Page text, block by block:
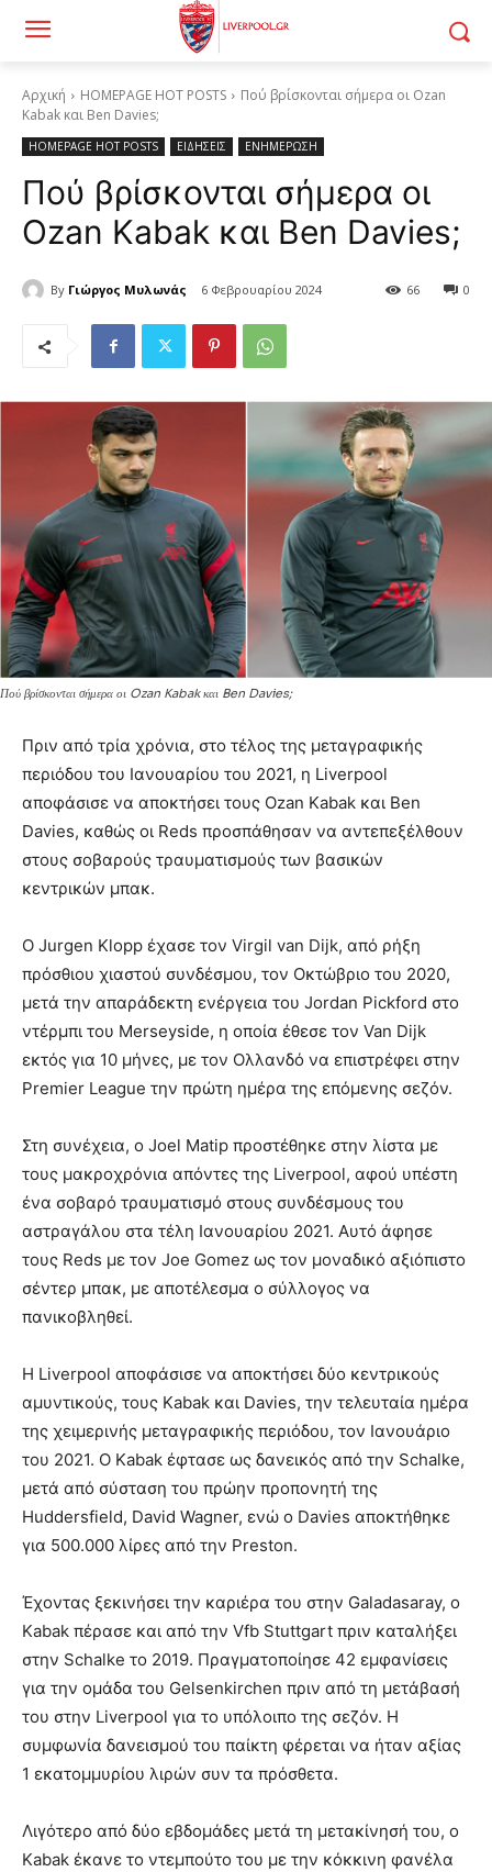
Αρχική HOMEPAGE HOT POSTS
Πού βρίσκονται σήμερα οι Ozan
Kabak και Ben Davies;
HOMEPAGE HOT POSTS ΕΙΔΗΣΕΙΣ ΕΝΗΜΕΡΩΣΗ
Πού βρίσκονται σήμερα οι
Ozan Kabak και Ben Davies;
By Γιώργος Μυλωνάς 6 Φεβρουαρίου 2024 0
66
Πού βρίσκονται σήμερα οι Ozan Kabak και Ben Davies;
Πριν από τρία χρόνια, στο τέλος της μεταγραφικής
περιόδου του Ιανουαρίου του 2021, η Liverpool
αποφάσισε να αποκτήσει τους Ozan Kabak και Ben
Davies, καθώς οι Reds προσπάθησαν να αντεπεξέλθουν
στους σοβαρούς τραυματισμούς των βασικών
κεντρικών μπακ.
Ο Jurgen Klopp έχασε τον Virgil van Dijk, από ρήξη
πρόσθιου χιαστού συνδέσμου, τον Οκτώβριο του 2020,
μετά την απαράδεκτη ενέργεια του Jordan Pickford στο
ντέρμπι του Merseyside, η οποία έθεσε τον Van Dijk
εκτός για 10 μήνες, με τον Ολλανδό να επιστρέφει στην
Premier League την πρώτη ημέρα της επόμενης σεζόν.
Στη συνέχεια, ο Joel Matip προστέθηκε στην λίστα με
τους μακροχρόνια απόντες της Liverpool, αφού υπέστη
ένα σοβαρό τραυματισμό στους συνδέσμους του
αστραγάλου στα τέλη Ιανουαρίου 2021. Αυτό άφησε
τους Reds με τον Joe Gomez ως τον μοναδικό αξιόπιστο
σέντερ μπακ, με αποτέλεσμα ο σύλλογος να
πανικοβληθεί.
Η Liverpool αποφάσισε να αποκτήσει δύο κεντρικούς
αμυντικούς, τους Kabak και Davies, την τελευταία ημέρα
της χειμερινής μεταγραφικής περιόδου, τον Ιανουάριο
του 2021. Ο Kabak έφτασε ως δανεικός από την Schalke,
μετά από σύσταση του πρώην προπονητή της
Huddersfield, David Wagner, ενώ ο Davies αποκτήθηκε
για 500.000 λίρες από την Preston.
Έχοντας ξεκινήσει την καριέρα του στην Galadasaray, ο
Κabak πέρασε και από την Vfb Stuttgart πριν καταλήξει
στην Schalke το 2019. Πραγματοποίησε 42 εμφανίσεις
για την ομάδα του Gelsenkirchen πριν από τη μετάβασή
του στην Liverpool για το υπόλοιπο της σεζόν. Η
συμφωνία δανεισμού του παίκτη φέρεται να ήταν αξίας
1 εκατομμυρίου λιρών συν τα πρόσθετα.
Λιγότερο από δύο εβδομάδες μετά τη μετακίνησή του, ο
Κabak έκανε το ντεμπούτο του με την κόκκινη φανέλα